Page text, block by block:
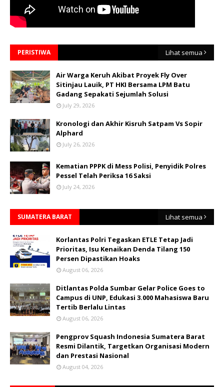
PERISTIWA Lihat semua
Air Warga Keruh Akibat Proyek Fly Over
Sitinjau Lauik, PT HKI Bersama LPM Batu
Gadang Sepakati Sejumlah Solusi
July 29, 2026
Kronologi dan Akhir Kisruh Satpam Vs Sopir
Alphard
July 26, 2026
Kematian PPPK di Mess Polisi, Penyidik Polres
Pessel Telah Periksa 16 Saksi
July 24, 2026
SUMATERA BARAT Lihat semua
Korlantas Polri Tegaskan ETLE Tetap Jadi
Prioritas, Isu Kenaikan Denda Tilang 150
Persen Dipastikan Hoaks
August 06, 2026
Ditlantas Polda Sumbar Gelar Police Goes to
Campus di UNP, Edukasi 3.000 Mahasiswa Baru
Tertib Berlalu Lintas
August 06, 2026
Pengprov Squash Indonesia Sumatera Barat
Resmi Dilantik, Targetkan Organisasi Modern
dan Prestasi Nasional
August 04, 2026